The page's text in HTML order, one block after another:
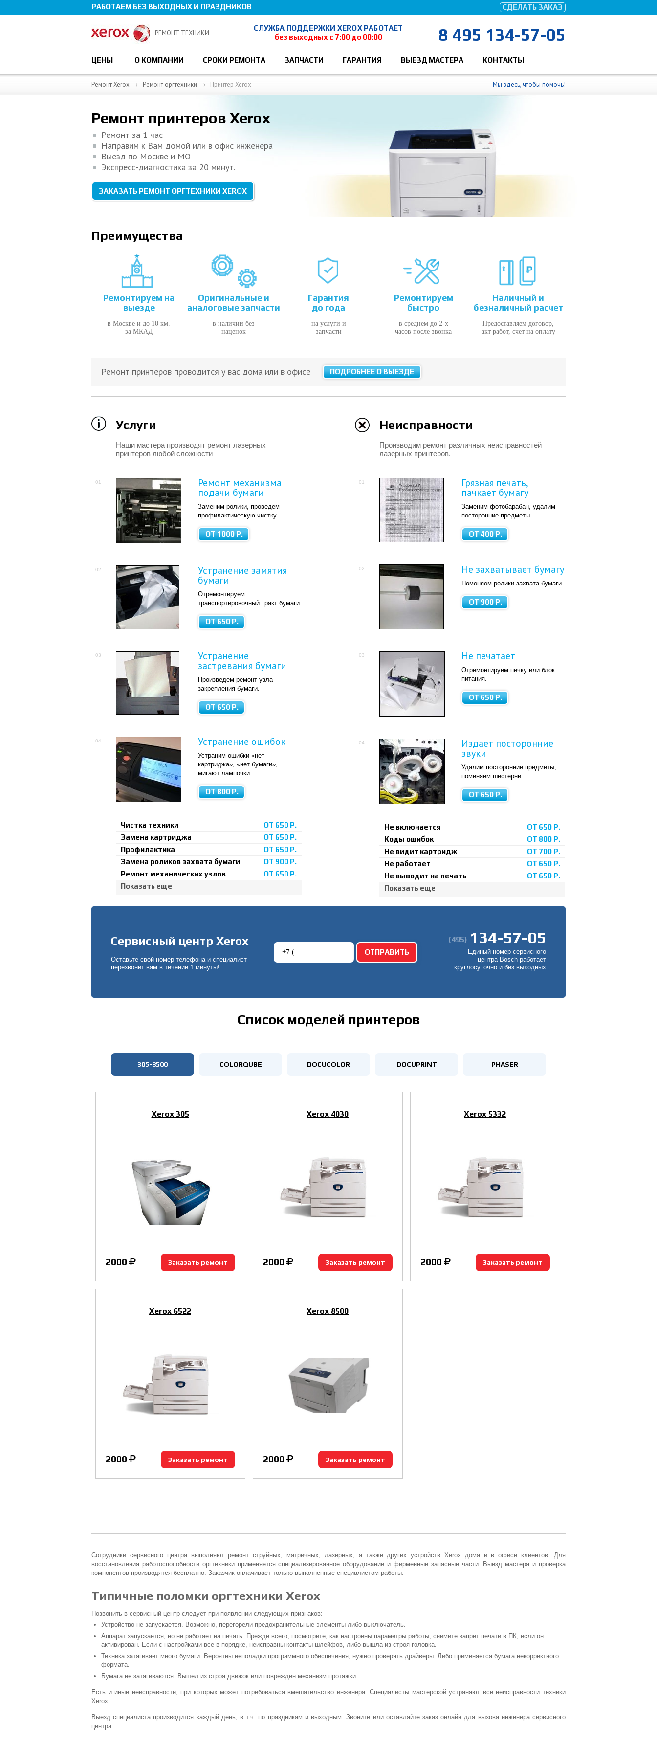
РАБОТАЕМ БЕЗ ВЫХОДНЫХ И ПРАЗДНИКОВ СДЕЛАТЬ ЗАКАЗ
РЕМОНТ ТЕХНИКИ
СЛУЖБА ПОДДЕРЖКИ XEROX РАБОТАЕТ
без выходных с 7:00 до 00:00
8 495 134-57-05
ЦЕНЫ О КОМПАНИИ СРОКИ РЕМОНТА ЗАПЧАСТИ ГАРАНТИЯ ВЫЕЗД МАСТЕРА КОНТАКТЫ
Ремонт Xerox Ремонт оргтехники Принтер Xerox Мы здесь, чтобы помочь!
Ремонт принтеров Xerox
Ремонт за 1 час
Направим к Вам домой или в офис инженера
Выезд по Москве и МО
Экспресс-диагностика за 20 минут.
ЗАКАЗАТЬ РЕМОНТ ОРГТЕХНИКИ XEROX
Преимущества
Ремонтируем на
выезде
в Москве и до 10 км.
за МКАД
Оригинальные и
аналоговые запчасти
в наличии без
наценок
Гарантия
до года
на услуги и
запчасти
Ремонтируем
быстро
в среднем до 2-х
часов после звонка
Наличный и
безналичный расчет
Предоставляем договор,
акт работ, счет на оплату
Ремонт принтеров проводится у вас дома или в офисе ПОДРОБНЕЕ О ВЫЕЗДЕ
Услуги
Наши мастера производят ремонт лазерных
принтеров любой сложности
01 Ремонт механизма
подачи бумаги
Заменим ролики, проведем
профилактическую чистку.
ОТ 1000 Р.
02 Устранение замятия
бумаги
Отремонтируем
транспортировочный тракт бумаги
ОТ 650 Р.
03 Устранение
застревания бумаги
Произведем ремонт узла
закрепления бумаги.
ОТ 650 Р.
04 Устранение ошибок
Устраним ошибки «нет
картриджа», «нет бумаги»,
мигают лампочки
ОТ 800 Р.
Чистка техники
ОТ 650 Р.
Замена картриджа
ОТ 650 Р.
Профилактика
ОТ 650 Р.
Замена роликов захвата бумаги
ОТ 900 Р.
Ремонт механических узлов
ОТ 650 Р.
Показать еще
Неисправности
Производим ремонт различных неисправностей
лазерных принтеров.
01 Грязная печать,
пачкает бумагу
Заменим фотобарабан, удалим
посторонние предметы.
ОТ 400 Р.
02 Не захватывает бумагу
Поменяем ролики захвата бумаги.
ОТ 900 Р.
03 Не печатает
Отремонтируем печку или блок
питания.
ОТ 650 Р.
04 Издает посторонние
звуки
Удалим посторонние предметы,
поменяем шестерни.
ОТ 650 Р.
Не включается
ОТ 650 Р.
Коды ошибок
ОТ 800 Р.
Не видит картридж
ОТ 700 Р.
Не работает
ОТ 650 Р.
Не выводит на печать
ОТ 650 Р.
Показать еще
Сервисный центр Xerox
Оставьте свой номер телефона и специалист
перезвонит вам в течение 1 минуты!
(495) 134-57-05
Единый номер сервисного
центра Bosch работает
круглосуточно и без выходных
Список моделей принтеров
305-8500 COLORQUBE DOCUCOLOR DOCUPRINT PHASER
Xerox 305
2000 Заказать ремонт
Xerox 4030
2000 Заказать ремонт
Xerox 5332
2000 Заказать ремонт
Xerox 6522
2000 Заказать ремонт
Xerox 8500
2000 Заказать ремонт
Сотрудники сервисного центра выполняют ремонт струйных, матричных, лазерных, а также других устройств Xerox дома и в офисе клиентов. Для
восстановления работоспособности оргтехники применяется специализированное оборудование и фирменные запасные части. Выезд мастера и проверка
компонентов производятся бесплатно. Заказчик оплачивает только выполненные специалистом работы.
Типичные поломки оргтехники Xerox
Позвонить в сервисный центр следует при появлении следующих признаков:
Устройство не запускается. Возможно, перегорели предохранительные элементы либо выключатель.
Аппарат запускается, но не работает на печать. Прежде всего, посмотрите, как настроены параметры работы, снимите запрет печати в ПК, если он
активирован. Если с настройками все в порядке, неисправны контакты шлейфов, либо вышла из строя головка.
Техника затягивает много бумаги. Вероятны неполадки программного обеспечения, нужно проверять драйверы. Либо применяется бумага некорректного
формата.
Бумага не затягиваются. Вышел из строя движок или поврежден механизм протяжки.
Есть и иные неисправности, при которых может потребоваться вмешательство инженера. Специалисты мастерской устраняют все неисправности техники
Xerox.
Выезд специалиста производится каждый день, в т.ч. по праздникам и выходным. Звоните или оставляйте заказ онлайн для вызова инженера сервисного
центра.